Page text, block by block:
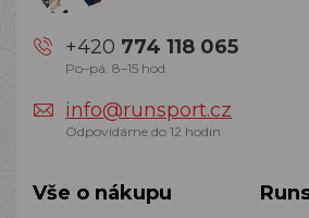
+420 774 118 065
Po–pá: 8–15 hod.
info@runsport.cz
Odpovídáme do 12 hodin
Vše o nákupu